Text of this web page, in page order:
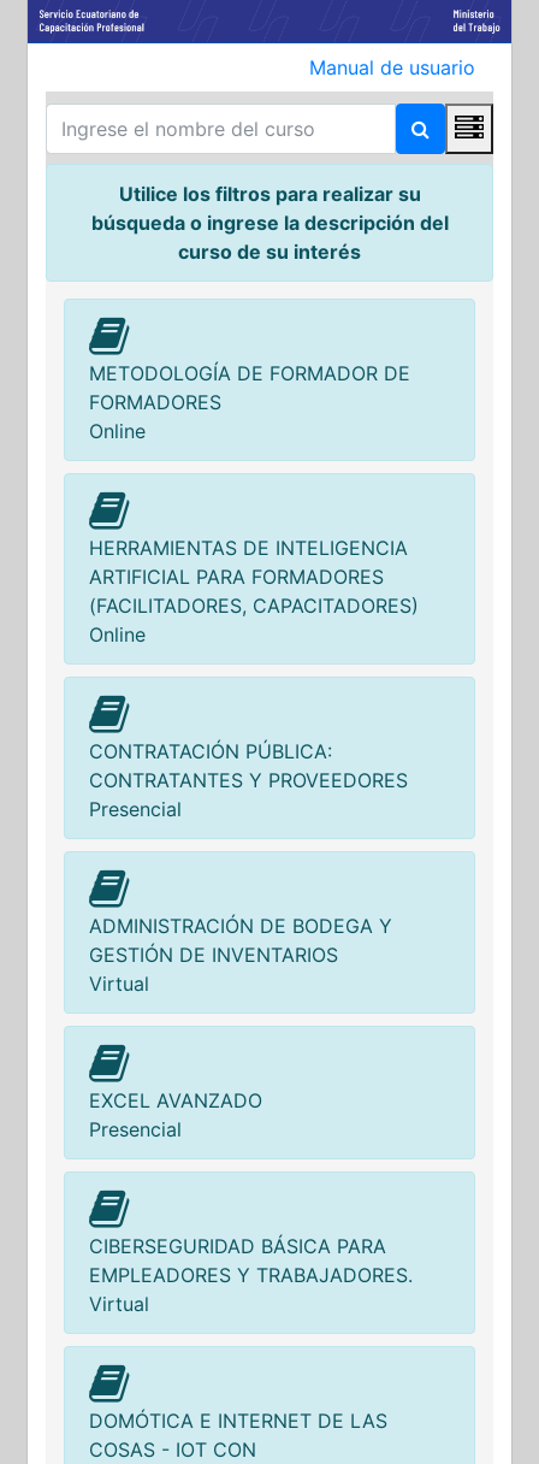
Manual de usuario
Utilice los filtros para realizar su
búsqueda o ingrese la descripción del
curso de su interés
Cursos y Programas
METODOLOGÍA DE FORMADOR DE
FORMADORES
Online
HERRAMIENTAS DE INTELIGENCIA
ARTIFICIAL PARA FORMADORES
(FACILITADORES, CAPACITADORES)
Online
CONTRATACIÓN PÚBLICA:
CONTRATANTES Y PROVEEDORES
Presencial
ADMINISTRACIÓN DE BODEGA Y
GESTIÓN DE INVENTARIOS
Virtual
EXCEL AVANZADO
Presencial
CIBERSEGURIDAD BÁSICA PARA
EMPLEADORES Y TRABAJADORES.
Virtual
DOMÓTICA E INTERNET DE LAS
COSAS - IOT CON